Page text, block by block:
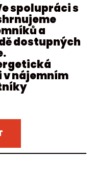
spolupráci s
a
dostupných
v nájemním